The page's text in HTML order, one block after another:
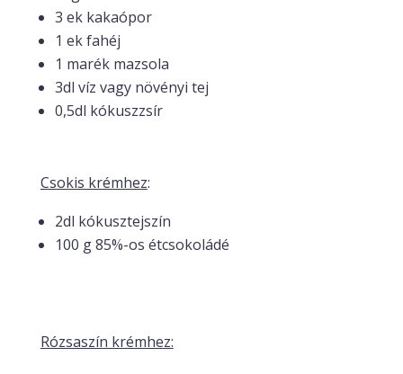
3 ek kakaópor
1 ek fahéj
1 marék mazsola
3dl víz vagy növényi tej
0,5dl kókuszzsír
Csokis krémhez:
2dl kókusztejszín
100 g 85%-os étcsokoládé
Rózsaszín krémhez: